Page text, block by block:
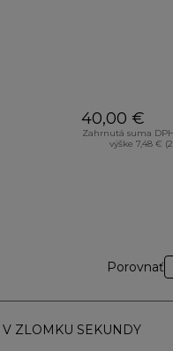
40,00 €
Zahrnutá suma
výške 7,48 €
Porovnať
ZLOMKU SEKUNDY